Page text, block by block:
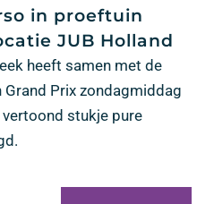
in proeftuin
JUB Holland
heeft samen met de
Prix zondagmiddag
stukje pure